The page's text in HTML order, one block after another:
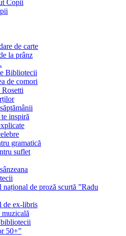
Copii
de carte
la prânz
Bibliotecii
de comori
inspiră
gramatică
suflet
național de proză scurtă ”Radu
de ex-libris
muzicală
50+”